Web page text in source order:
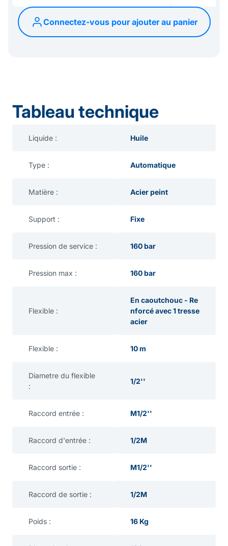
Connectez-vous pour ajouter au panier
Tableau technique
Liquide : Huile
Type : Automatique
Matière : Acier peint
Support : Fixe
Pression de service : 160 bar
Pression max : 160 bar
Flexible :
En caoutchouc - Re
nforcé avec 1 tresse
acier
Flexible : 10 m
Diametre du flexible
:
1/2''
Raccord entrée : M1/2''
Raccord d'entrée : 1/2M
Raccord sortie : M1/2''
Raccord de sortie : 1/2M
Poids : 16 Kg